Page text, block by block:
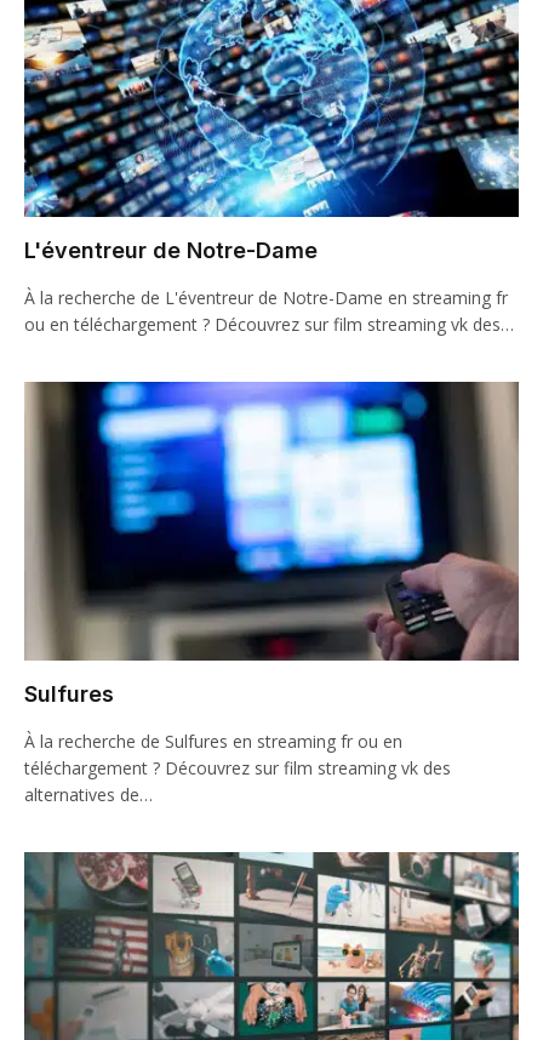
L'éventreur de Notre-Dame
À la recherche de L'éventreur de Notre-Dame en streaming fr
ou en téléchargement ? Découvrez sur film streaming vk des…
Sulfures
À la recherche de Sulfures en streaming fr ou en
téléchargement ? Découvrez sur film streaming vk des
alternatives de…